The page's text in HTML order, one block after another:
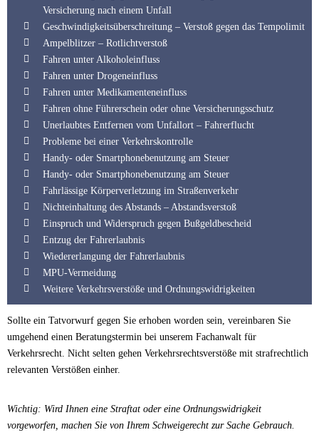
Versicherung nach einem Unfall
Geschwindigkeitsüberschreitung – Verstoß gegen das Tempolimit
Ampelblitzer – Rotlichtverstoß
Fahren unter Alkoholeinfluss
Fahren unter Drogeneinfluss
Fahren unter Medikamenteneinfluss
Fahren ohne Führerschein oder ohne Versicherungsschutz
Unerlaubtes Entfernen vom Unfallort – Fahrerflucht
Probleme bei einer Verkehrskontrolle
Handy- oder Smartphonebenutzung am Steuer
Handy- oder Smartphonebenutzung am Steuer
Fahrlässige Körperverletzung im Straßenverkehr
Nichteinhaltung des Abstands – Abstandsverstoß
Einspruch und Widerspruch gegen Bußgeldbescheid
Entzug der Fahrerlaubnis
Wiedererlangung der Fahrerlaubnis
MPU-Vermeidung
Weitere Verkehrsverstöße und Ordnungswidrigkeiten
Sollte ein Tatvorwurf gegen Sie erhoben worden sein, vereinbaren Sie
umgehend einen Beratungstermin bei unserem Fachanwalt für
Verkehrsrecht. Nicht selten gehen Verkehrsrechtsverstöße mit strafrechtlich
relevanten Verstößen einher.
Wichtig: Wird Ihnen eine Straftat oder eine Ordnungswidrigkeit
vorgeworfen, machen Sie von Ihrem Schweigerecht zur Sache Gebrauch.